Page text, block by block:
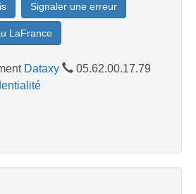
Signaler une erreur
LaFrance
Dataxy
05.62.00.17.79